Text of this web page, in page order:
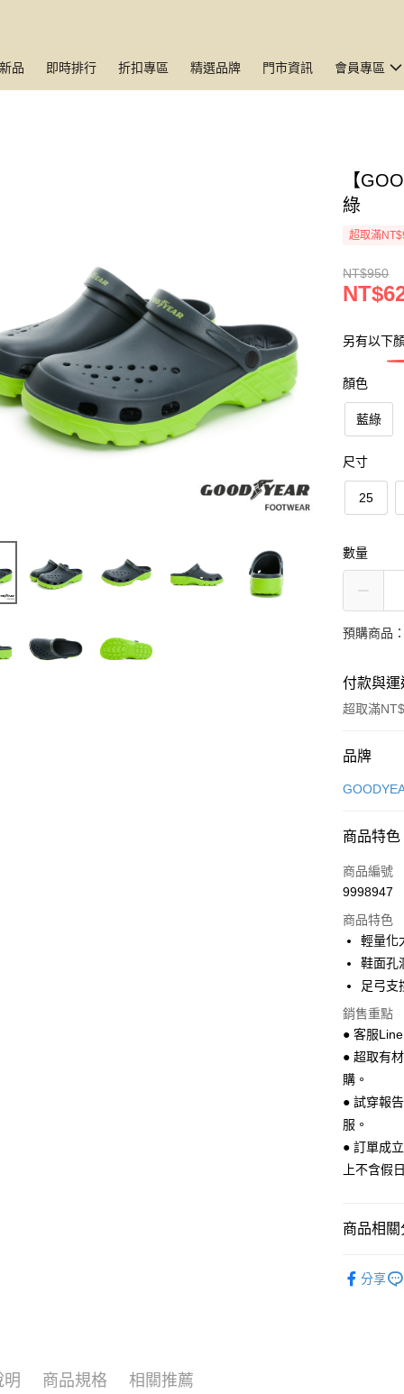
品 即時排行 折扣專區 精選品牌 門市資訊 會員專區
【
綠
超取滿
NT$950
另有以下
顏色
藍綠
尺寸
25
數量
預購商品
付款與運
超取滿
付款方式
信用卡一
Apple Pay
街口支付
悠遊付
Google
全盈+PAY
AFTEE先
相關說明
【關於「
AFTEE先
便利好安心
１．簡單
３．安心
１．於結
付」結帳
３．收到
／ATM／
ATM付款
運送方式
每筆
每筆
品牌
商品特色
商品編號
9998947
商品特色
輕量化
鞋面孔
足弓支
銷售重點
● 客服
● 超取有
購。
● 試穿報
服。
● 訂單成
上不含假
商品相關
分享
明 商品規格 相關推薦